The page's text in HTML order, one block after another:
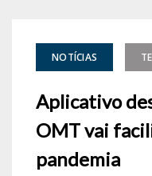
NOTÍCIAS
Aplicativo
OMT vai
pandemia